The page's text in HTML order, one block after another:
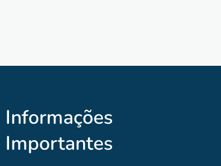
Informações
Importantes